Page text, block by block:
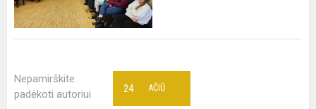
Nepamirškite
padėkoti autoriui
AČIŪ
24